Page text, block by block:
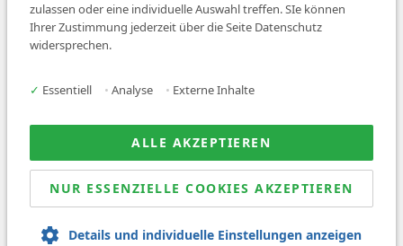
Job finden
Über uns
News
© 2026 Sanovetis. All rights reserved.
zulassen oder eine individuelle Auswahl treffen. SIe können
Ihrer Zustimmung jederzeit über die Seite Datenschutz
widersprechen.
✓ Essentiell • Analyse • Externe Inhalte
ALLE AKZEPTIEREN
NUR ESSENZIELLE COOKIES AKZEPTIEREN
Details und individuelle Einstellungen anzeigen